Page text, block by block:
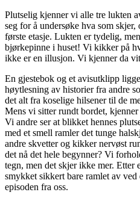
Plutselig kjenner vi alle tre lukten
seg for å undersøke hva som
første etasje. Lukten er tydelig,
bjørkepinne i huset! Vi kikker på
ikke er en illusjon. Vi kjenner da
En gjestebok og et avisutklipp
høytlesning av historier fra andre
det alt fra koselige hilsener til de
Mens vi sitter rundt bordet,
Vi andre ser at blikket hennes
med et smell ramler det tunge
andre skvetter og kikker nervøst
det nå det hele begynner? Vi
tegn, men det skjer ikke mer.
smykket sikkert bare ramlet av
episoden fra oss.